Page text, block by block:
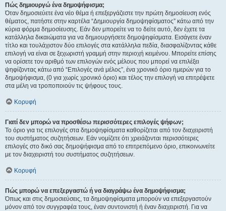
Πώς δημιουργώ ένα δημοψήφισμα;
Όταν δημοσιεύετε ένα νέο θέμα ή επεξεργάζεστε την πρώτη δημοσίευση ενός
θέματος, πατήστε στην καρτέλα “Δημιουργία δημοψηφίσματος” κάτω από την
κύρια φόρμα δημοσίευσης. Εάν δεν μπορείτε να το δείτε αυτό, δεν έχετε τα
κατάλληλα δικαιώματα για να δημιουργήσετε δημοψηφίσματα. Εισάγετε έναν
τίτλο και τουλάχιστον δύο επιλογές στα κατάλληλα πεδία, διασφαλίζοντας κάθε
επιλογή να είναι σε ξεχωριστή γραμμή στην περιοχή κειμένου. Μπορείτε επίσης
να ορίσετε τον αριθμό των επιλογών ενός μέλους που μπορεί να επιλέξει
ψηφίζοντας κάτω από “Επιλογές ανά μέλος”, ένα χρονικό όριο ημερών για το
δημοψήφισμα, (0 για χωρίς χρονικό όριο) και τέλος την επιλογή να επιτρέψετε
στα μέλη να τροποποιούν τις ψήφους τους.
Κορυφή
Γιατί δεν μπορώ να προσθέσω περισσότερες επιλογές ψήφων;
Το όριο για τις επιλογές στα δημοψηφίσματα καθορίζεται από τον διαχειριστή
του συστήματος συζητήσεων. Εάν νομίζετε ότι χρειάζονται περισσότερες
επιλογές στο δικό σας δημοψήφισμα από το επιτρεπόμενο όριο, επικοινωνείτε
με τον διαχειριστή του συστήματος συζητήσεων.
Κορυφή
Πώς μπορώ να επεξεργαστώ ή να διαγράψω ένα δημοψήφισμα;
Όπως και στις δημοσιεύσεις, τα δημοψηφίσματα μπορούν να επεξεργαστούν
μόνον από τον συγγραφέα τους, έναν συντονιστή ή έναν διαχειριστή. Για να